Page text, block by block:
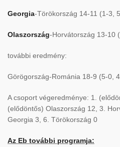
Georgia-Törökország 14-11 (1-3,
Olaszország-Horvátország 13-10
további eredmény:
Görögország-Románia 18-9 (5-0,
A csoport végeredménye: 1.
(elődöntős) Olaszország 12, 3.
Georgia 3, 6. Törökország 0
Az Eb további programja: